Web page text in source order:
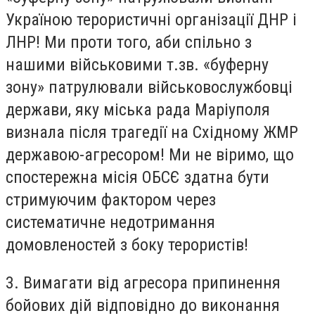
Україною терористичні організації ДНР і
ЛНР! Ми проти того, аби спільно з
нашими військовими т.зв. «буферну
зону» патрулювали військовослужбовці
держави, яку міська рада Маріуполя
визнала після трагедії на Східному ЖМР
державою-агресором! Ми не віримо, що
спостережна місія ОБСЄ здатна бути
стримуючим фактором через
систематичне недотримання
домовленостей з боку терористів!
3. Вимагати від агресора припинення
бойових дій відповідно до виконання